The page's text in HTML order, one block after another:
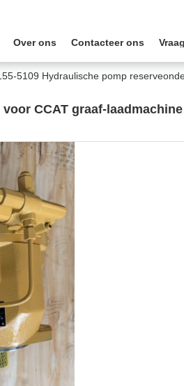
Over ons Contacteer ons
5109 Hydraulische pomp
CCAT graaf-